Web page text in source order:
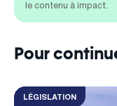
le contenu à impact.
Pour
LÉGISLATION